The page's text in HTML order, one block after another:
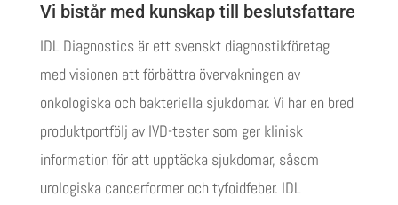
Vi bistår med kunskap till beslutsfattare
IDL Diagnostics är ett svenskt diagnostikföretag
med visionen att förbättra övervakningen av
onkologiska och bakteriella sjukdomar. Vi har en bred
produktportfölj av IVD-tester som ger klinisk
information för att upptäcka sjukdomar, såsom
urologiska cancerformer och tyfoidfeber. IDL